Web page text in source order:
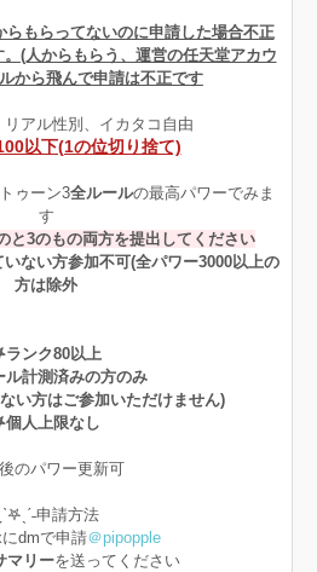
らもらってないのに申請した場合不正
(人からもらう、運営の任天堂アカウ
から飛んで申請は不正です
アル性別、イカタコ自由
以下(1の位切り捨て)
ゥーン3全ルールの最高パワーでみま
す
と3のもの両方を提出してください
ない方参加不可(全パワー3000以上の
方は除外
ンク80以上
計測済みの方のみ
い方はご参加いただけません)
人上限なし
のパワー更新可
申請方法
dmで申請＠pipopple
マリーを送ってください